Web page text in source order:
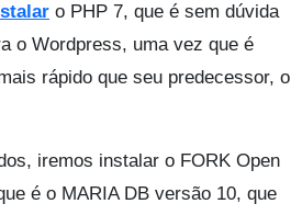
o PHP 7, que é sem dúvida
o Wordpress, uma vez que é
rápido que seu predecessor, o
iremos instalar o FORK Open
é o MARIA DB versão 10, que